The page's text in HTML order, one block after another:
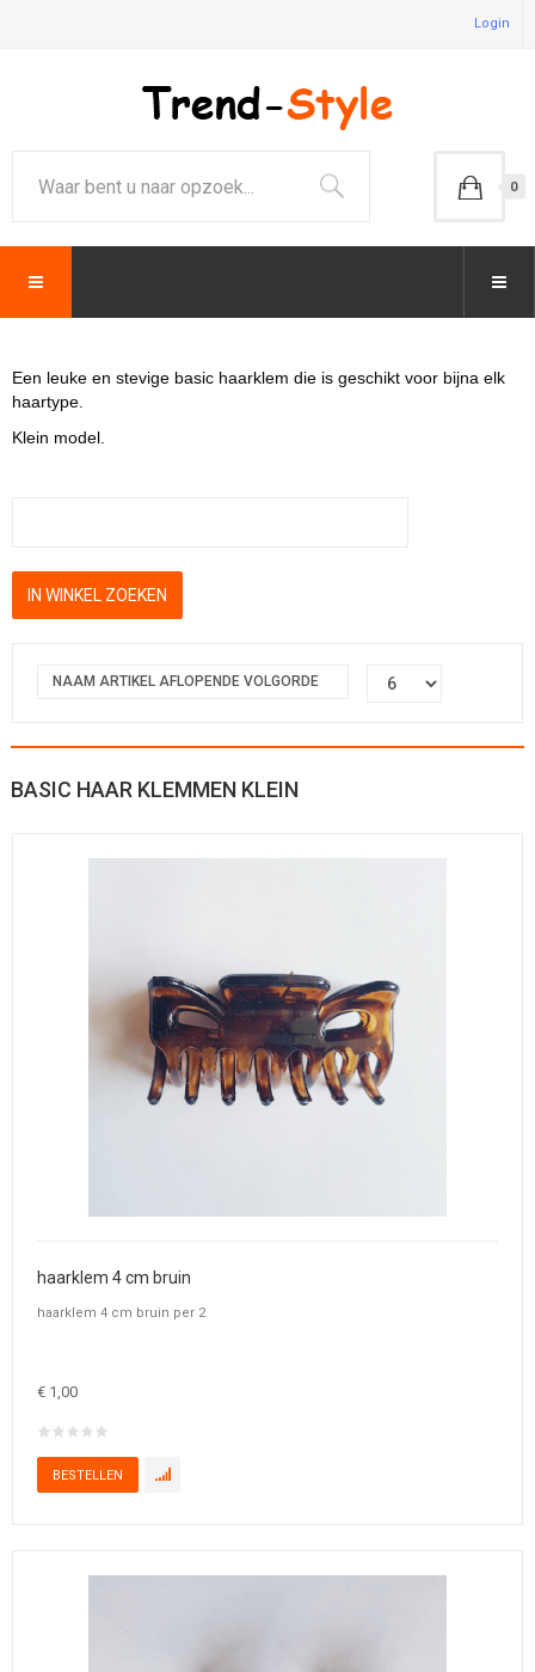
Login
0
Een leuke en stevige basic haarklem die is geschikt voor bijna elk
haartype.
Klein model.
NAAM ARTIKEL AFLOPENDE VOLGORDE
BASIC HAAR KLEMMEN KLEIN
haarklem 4 cm bruin
haarklem 4 cm bruin per 2
€ 1,00